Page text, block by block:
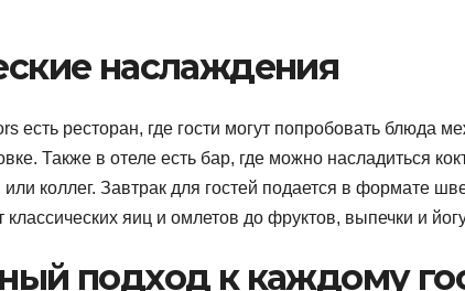
наслаждения
есть ресторан, где гости могут попробовать блюда
Также в отеле есть бар, где можно насладиться
коллег. Завтрак для гостей подается в формате
яиц и омлетов до фруктов, выпечки и
подход к каждому